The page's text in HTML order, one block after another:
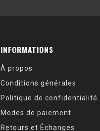
INFORMATIONS
À propos
Conditions générales
Politique de confidentialité
Modes de paiement
Retours et Échanges